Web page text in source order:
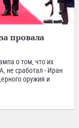
провала
о том, что их
не сработал - Иран
оружия и